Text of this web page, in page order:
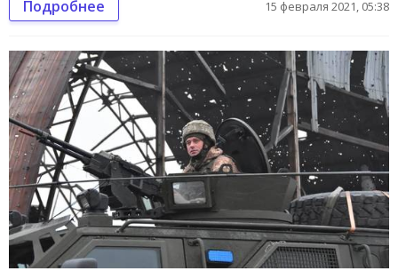
Подробнее 15 февраля 2021, 05:38